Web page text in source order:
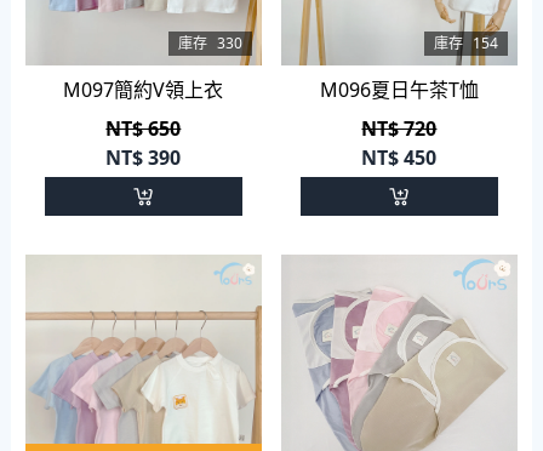
庫存 330
M097簡約V領上衣
NT$ 650
NT$390
庫存 154
M096夏日午茶T恤
NT$ 720
NT$450